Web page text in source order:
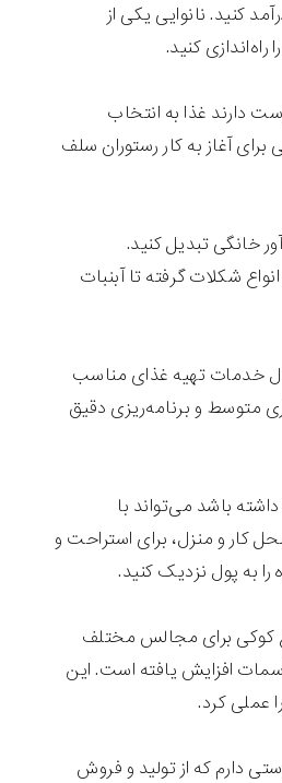
کنید. نانوایی یکی از
کنید.
دارند غذا به انتخاب
آغاز به کار رستوران سلف
خانگی تبدیل کنید.
شکلات گرفته تا آبنبات
خدمات تهیه غذای مناسب
متوسط و برنامه‌ریزی دقیق
باشد می‌تواند با
کار و منزل، برای استراحت و
به پول نزدیک کنید.
کوکی برای مجالس مختلف
افزایش یافته است. این
عملی کرد.
دارم که از تولید و فروش